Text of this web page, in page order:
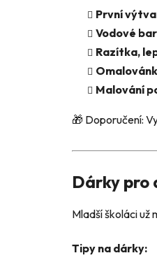
První
Vodové
Razítka,
Malování
🎁 Doporučení:
Dárky pro
Mladší školáci
Tipy na dárky: